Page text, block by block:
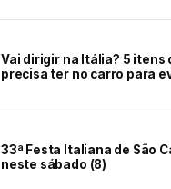
Vai dirigir na Itália? 5 itens
precisa ter no carro para
33ª Festa Italiana de São
neste sábado (8)